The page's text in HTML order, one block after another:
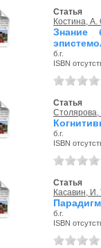
Статья
Костина, А.
Знание
б.г.
ISBN
Статья
б.г.
ISBN
Статья
Касавин, И.
б.г.
ISBN